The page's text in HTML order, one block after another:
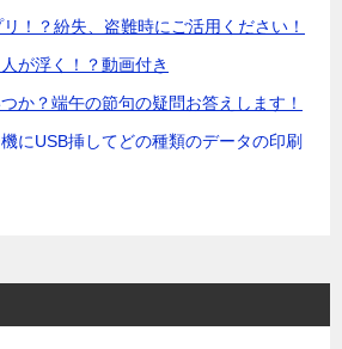
！？紛失、盗難時にご活用ください！
が浮く！？動画付き
か？端午の節句の疑問お答えします！
にUSB挿してどの種類のデータの印刷